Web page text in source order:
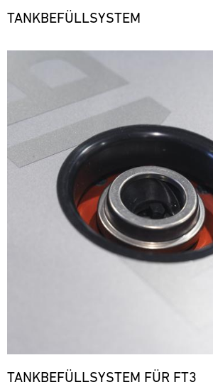
TANKBEFÜLLSYSTEM
TANKBEFÜLLSYSTEM FÜR FT3